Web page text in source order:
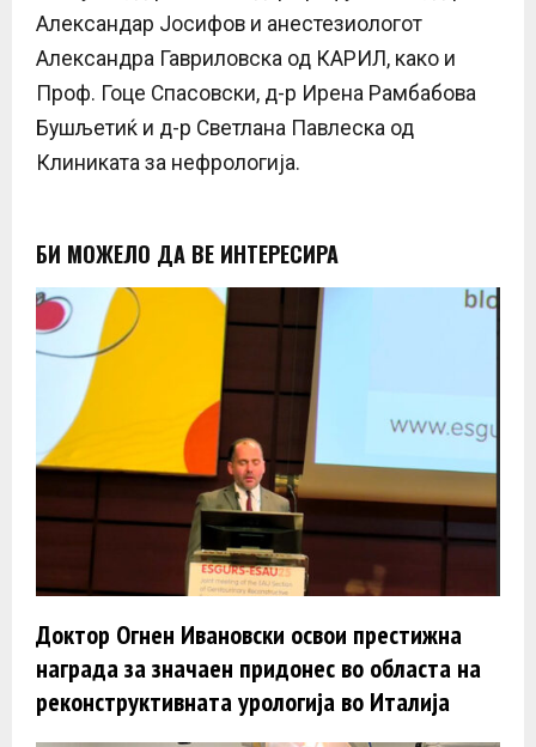
Александар Јосифов и анестезиологот
Александра Гавриловска од КАРИЛ, како и
Проф. Гоце Спасовски, д-р Ирена Рамбабова
Бушљетиќ и д-р Светлана Павлеска од
Клиниката за нефрологија.
БИ МОЖЕЛО ДА ВЕ ИНТЕРЕСИРА
Доктор Огнен Ивановски освои престижна
награда за значаен придонес во областа на
реконструктивната урологија во Италија